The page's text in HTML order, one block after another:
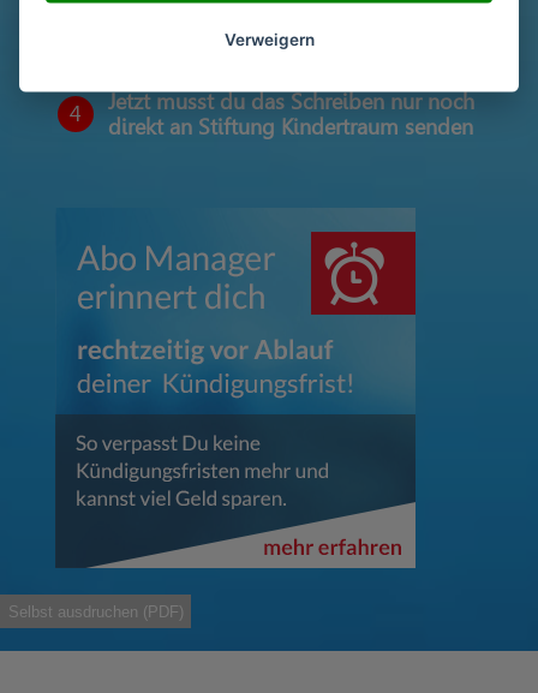
Namen oder lade eine Unterschrift hoch
4
Jetzt musst du das Schreiben nur noch
direkt an Stiftung Kindertraum senden
Selbst ausdruchen (PDF)
Verweigern